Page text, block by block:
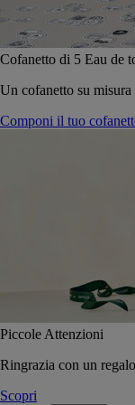
Cofanetto di 5 Eau de
Un cofanetto su
Componi il tuo
Piccole Attenzioni
Ringrazia con un
Scopri